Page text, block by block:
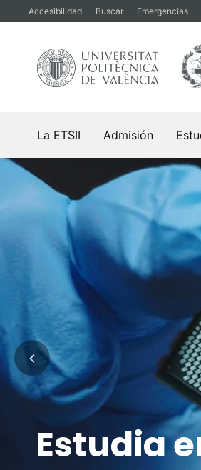
Saltar
al
contenido
Accesibilidad Buscar Emergencias
La ETSII Admisión
Estudia